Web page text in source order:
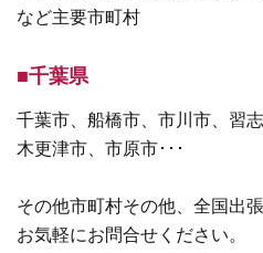
など主要市町村
■千葉県
千葉市、船橋市、市川市、習
木更津市、市原市･･･
その他市町村その他、全国出
お気軽にお問合せください。